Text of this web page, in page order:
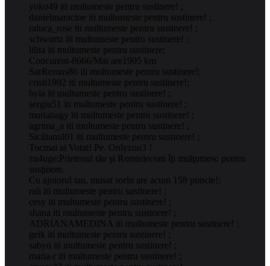
yoko49 iti multumeste pentru sustinere! ;
danielmaracine iti multumeste pentru sustinere! ;
raluca_rose iti multumeste pentru sustinere! ;
schwurtz iti multumeste pentru sustinere! ;
lilita iti multumeste pentru sustinere;
Concurent-8666/Mai are1905 km
SarRemus86 iti multumeste pentru sustinere!;
cristi1992 iti multumeste pentru sustinere!;
byla iti multumeste pentru sustinere! ;
sergiu51 iti multumeste pentru sustinere! ;
marianagy iti multumeste pentru sustinere! ;
agrima_a iti multumeste pentru sustinere! ;
Sicilianul01 iti multumeste pentru sustinere! ;
Tocmai ai Votat! Pe. Onlyzon3 !
zu4uge:Prietenul tău şi Romtelecom îţi mulţumesc pentru
susţinere.
Cu ajutorul tau, musat sorin are acum 158 puncte!;
rali iti multumeste pentru sustinere! ;
cesy iti multumeste pentru sustinere! ;
shana iti multumeste pentru sustinere! ;
ADRIANAMEDINA iti multumeste pentru sustinere! ;
geik iti multumeste pentru sustinere! ;
sabyn iti multumeste pentru sustinere! ;
maria-r iti multumeste pentru sustinere! ;